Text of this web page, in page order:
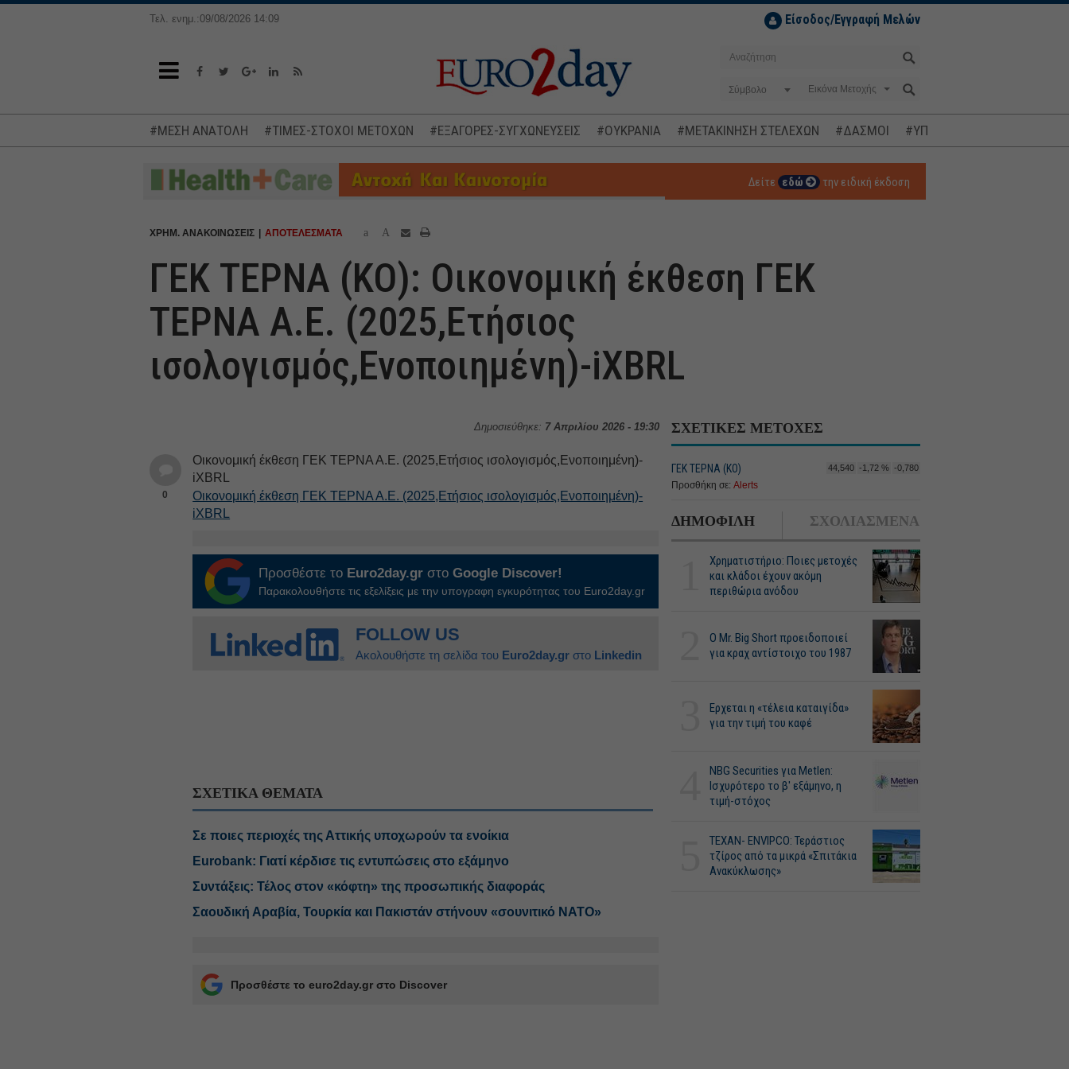
Τελ. ενημ.:09/08/2026 14:09 Είσοδος/Εγγραφή Μελών
Σύμβολο
#ΜΕΣΗ ΑΝΑΤΟΛΗ #ΤΙΜΕΣ-ΣΤΟΧΟΙ ΜΕΤΟΧΩΝ #ΕΞΑΓΟΡΕΣ-ΣΥΓΧΩΝΕΥΣΕΙΣ #ΟΥΚΡΑΝΙΑ #ΜΕΤΑΚΙΝΗΣΗ ΣΤΕΛΕΧΩΝ #ΔΑΣΜΟΙ #ΥΠΟΚΛΟΠΕΣ
Δείτε εδώ την ειδική έκδοση
ΧΡΗΜ. ΑΝΑΚΟΙΝΩΣΕΙΣ ΑΠΟΤΕΛΕΣΜΑΤΑ a A
ΓΕΚ ΤΕΡΝΑ (ΚΟ): Οικονομική έκθεση ΓΕΚ
ΤΕΡΝΑ Α.Ε. (2025,Ετήσιος
ισολογισμός,Ενοποιημένη)-iXBRL
Δημοσιεύθηκε: 7 Απριλίου 2026 - 19:30
0
Οικονομική έκθεση ΓΕΚ ΤΕΡΝΑ Α.Ε. (2025,Ετήσιος ισολογισμός,Ενοποιημένη)-
iXBRL
Οικονομική έκθεση ΓΕΚ ΤΕΡΝΑ Α.Ε. (2025,Ετήσιος ισολογισμός,Ενοποιημένη)-
iXBRL
Προσθέστε το Euro2day.gr στοGoogle Discover!
Παρακολουθήστε τις εξελίξεις με την υπογραφη εγκυρότητας του Euro2day.gr
FOLLOW US
Ακολουθήστε τη σελίδα του Euro2day.gr στο Linkedin
ΣΧΕΤΙΚΑ ΘΕΜΑΤΑ
Σε ποιες περιοχές της Αττικής υποχωρούν τα ενοίκια
Eurobank: Γιατί κέρδισε τις εντυπώσεις στο εξάμηνο
Συντάξεις: Τέλος στον «κόφτη» της προσωπικής διαφοράς
Σαουδική Αραβία, Τουρκία και Πακιστάν στήνουν «σουνιτικό ΝΑΤΟ»
Προσθέστε το euro2day.gr στο Discover
ΣΧΕΤΙΚΕΣ ΜΕΤΟΧΕΣ
ΓΕΚ ΤΕΡΝΑ (ΚΟ) 44,540 -1,72 % -0,780
Προσθήκη σε: Alerts
ΔΗΜΟΦΙΛΗ ΣΧΟΛΙΑΣΜΕΝΑ
Χρηματιστήριο: Ποιες μετοχές
και κλάδοι έχουν ακόμη
περιθώρια ανόδου
O Mr. Big Short προειδοποιεί
για κραχ αντίστοιχο του 1987
Ερχεται η «τέλεια καταιγίδα»
για την τιμή του καφέ
NBG Securities για Metlen:
Ισχυρότερο το β' εξάμηνο, η
τιμή-στόχος
ΤΕΧΑΝ- ENVIPCO: Τεράστιος
τζίρος από τα μικρά «Σπιτάκια
Ανακύκλωσης»